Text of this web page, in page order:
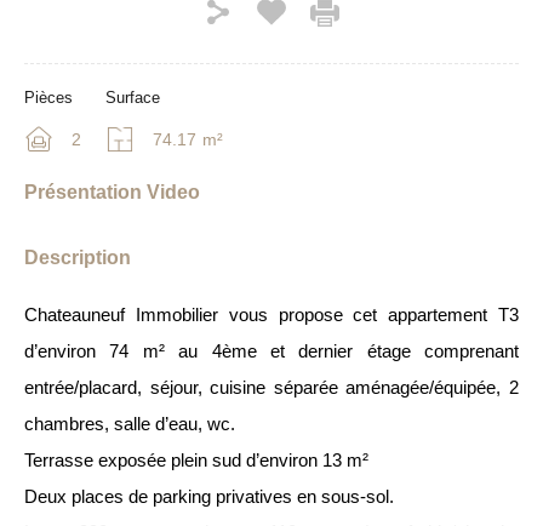
Pièces
2
Surface
74.17 m²
Présentation Video
Description
Chateauneuf Immobilier vous propose cet appartement T3
d’environ 74 m² au 4ème et dernier étage comprenant
entrée/placard, séjour, cuisine séparée aménagée/équipée, 2
chambres, salle d’eau, wc.
Terrasse exposée plein sud d’environ 13 m²
Deux places de parking privatives en sous-sol.